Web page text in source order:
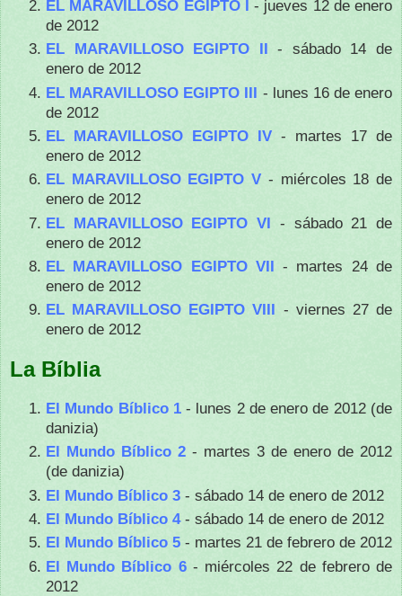
EL MARAVILLOSO EGIPTO I
- jueves 12 de enero
de 2012
EL MARAVILLOSO EGIPTO II - sábado 14 de
enero de 2012
EL MARAVILLOSO EGIPTO III - lunes 16 de enero
de 2012
EL MARAVILLOSO EGIPTO IV - martes 17 de
enero de 2012
EL MARAVILLOSO EGIPTO V - miércoles 18 de
enero de 2012
EL MARAVILLOSO EGIPTO VI - sábado 21 de
enero de 2012
EL MARAVILLOSO EGIPTO VII - martes 24 de
enero de 2012
EL MARAVILLOSO EGIPTO VIII - viernes 27 de
enero de 2012
La Bíblia
El Mundo Bíblico 1- lunes 2 de enero de 2012 (de
danizia)
El Mundo Bíblico 2 - martes 3 de enero de 2012
(de danizia)
El Mundo Bíblico 3 - sábado 14 de enero de 2012
El Mundo Bíblico 4- sábado 14 de enero de 2012
El Mundo Bíblico 5 - martes 21 de febrero de 2012
El Mundo Bíblico 6- miércoles 22 de febrero de
2012